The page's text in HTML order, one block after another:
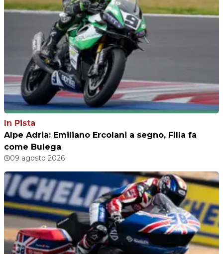
In Pista
Alpe Adria: Emiliano Ercolani a segno, Filla fa
come Bulega
09 agosto 2026